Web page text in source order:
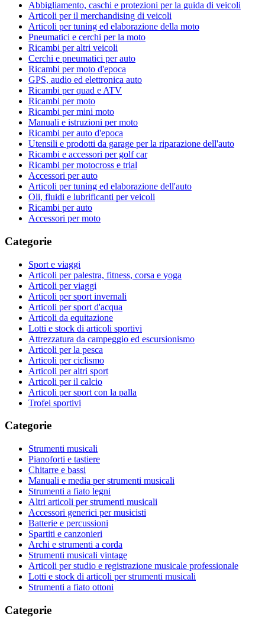
Abbigliamento, caschi e protezioni per la guida di veicoli
Articoli per il merchandising di veicoli
Articoli per tuning ed elaborazione della moto
Pneumatici e cerchi per la moto
Ricambi per altri veicoli
Cerchi e pneumatici per auto
Ricambi per moto d'epoca
GPS, audio ed elettronica auto
Ricambi per quad e ATV
Ricambi per moto
Ricambi per mini moto
Manuali e istruzioni per moto
Ricambi per auto d'epoca
Utensili e prodotti da garage per la riparazione dell'auto
Ricambi e accessori per golf car
Ricambi per motocross e trial
Accessori per auto
Articoli per tuning ed elaborazione dell'auto
Oli, fluidi e lubrificanti per veicoli
Ricambi per auto
Accessori per moto
Categorie
Sport e viaggi
Articoli per palestra, fitness, corsa e yoga
Articoli per viaggi
Articoli per sport invernali
Articoli per sport d'acqua
Articoli da equitazione
Lotti e stock di articoli sportivi
Attrezzatura da campeggio ed escursionismo
Articoli per la pesca
Articoli per ciclismo
Articoli per altri sport
Articoli per il calcio
Articoli per sport con la palla
Trofei sportivi
Categorie
Strumenti musicali
Pianoforti e tastiere
Chitarre e bassi
Manuali e media per strumenti musicali
Strumenti a fiato legni
Altri articoli per strumenti musicali
Accessori generici per musicisti
Batterie e percussioni
Spartiti e canzonieri
Archi e strumenti a corda
Strumenti musicali vintage
Articoli per studio e registrazione musicale professionale
Lotti e stock di articoli per strumenti musicali
Strumenti a fiato ottoni
Categorie